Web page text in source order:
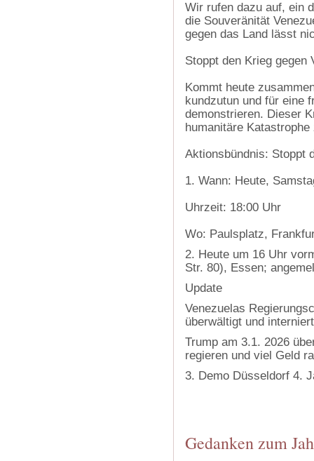
Wir rufen dazu auf, ein
die Souveränität
gegen das Land lässt
Stoppt den Krieg gegen
Kommt heute
kundzutun und für eine
demonstrieren. Dieser
humanitäre
Aktionsbündnis: Stoppt
1. Wann: Heute,
Uhrzeit: 18:00 Uhr
Wo: Paulsplatz,
2. Heute um 16 Uhr
Str. 80), Essen;
Update
Venezuelas
überwältigt und
Trump am 3.1. 2026
regieren und viel Geld
3. Demo Düsseldorf 4.
Gedanken zum